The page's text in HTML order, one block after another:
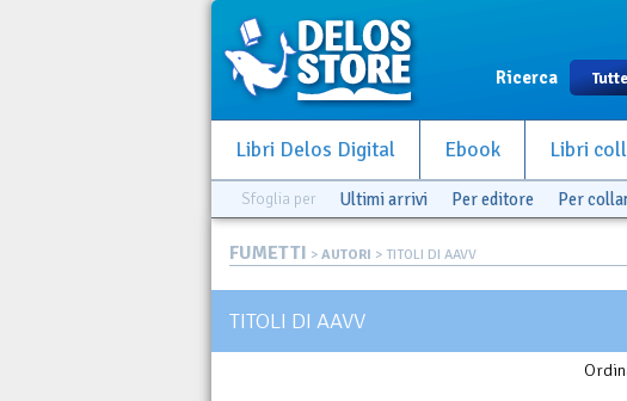
Ricerca
Libri Delos Digital Ebook Libri
Sfoglia per Ultimi arrivi Per editore Per
FUMETTI > AUTORI > TITOLI DI AAVV
TITOLI DI AAVV